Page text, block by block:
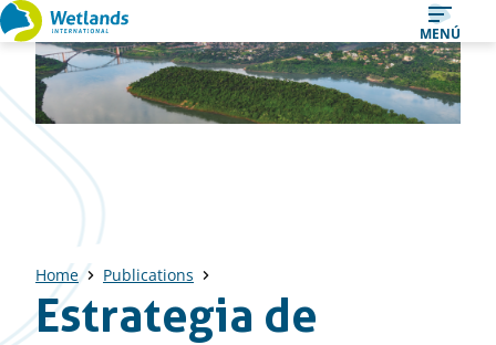
Ir
al
contenido
MENÚ
Home Publications
Estrategia de